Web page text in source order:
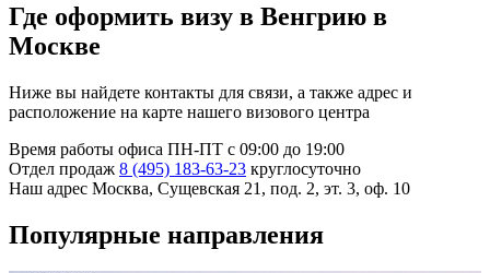
Где оформить визу в Венгрию в
Москве
Ниже вы найдете контакты для связи, а также адрес и
расположение на карте нашего визового центра
Время работы офиса ПН-ПТ с 09:00 до 19:00
Отдел продаж 8 (495) 183-63-23 круглосуточно
Наш адрес Москва, Сущевская 21, под. 2, эт. 3, оф. 10
Популярные направления